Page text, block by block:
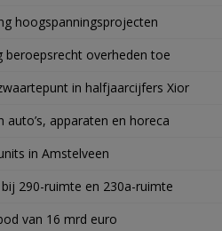
hoogspanningsprojecten
beroepsrecht overheden toe
in halfjaarcijfers Xior
apparaten en horeca
in Amstelveen
290-ruimte en 230a-ruimte
van 16 mrd euro